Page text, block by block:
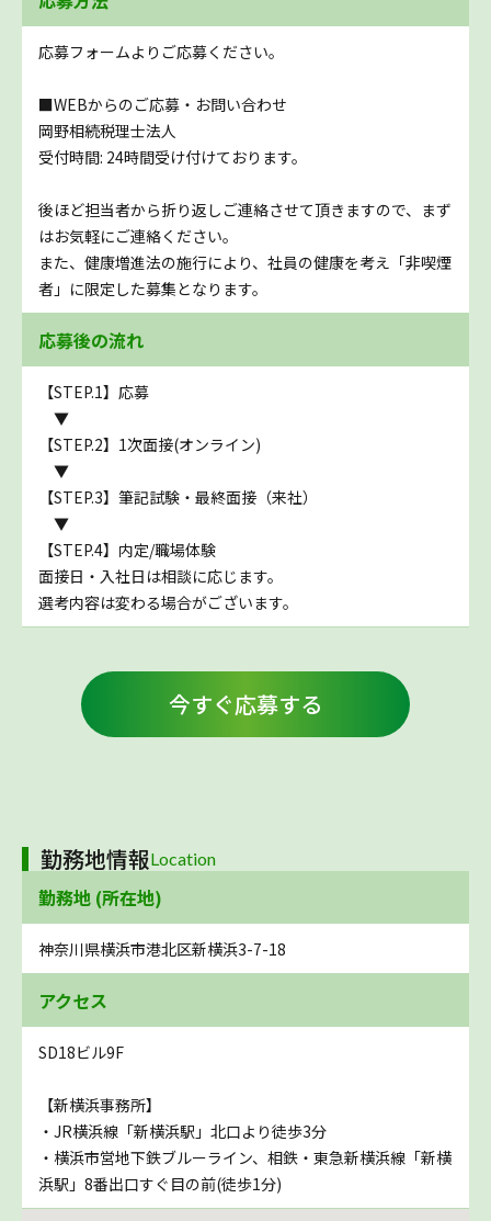
応募フォームよりご応募ください。
■WEBからのご応募・お問い合わせ
岡野相続税理士法人
受付時間: 24時間受け付けております。
後ほど担当者から折り返しご連絡させて頂きますので、まず
はお気軽にご連絡ください。
また、健康増進法の施行により、社員の健康を考え「非喫煙
者」に限定した募集となります。
応募後の流れ
【STEP.1】応募
▼
【STEP.2】1次面接(オンライン)
▼
【STEP.3】筆記試験・最終面接（来社）
▼
【STEP.4】内定/職場体験
面接日・入社日は相談に応じます。
選考内容は変わる場合がございます。
今すぐ応募する
勤務地情報Location
勤務地 (所在地)
神奈川県横浜市港北区新横浜3-7-18
アクセス
SD18ビル9F
【新横浜事務所】
・JR横浜線「新横浜駅」北口より徒歩3分
・横浜市営地下鉄ブルーライン、相鉄・東急新横浜線「新横
浜駅」8番出口すぐ目の前(徒歩1分)